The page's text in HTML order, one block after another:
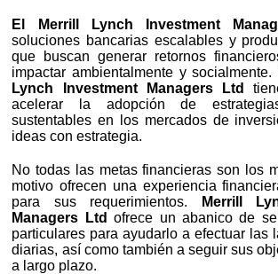
El Merrill Lynch Investment
soluciones bancarias escalables y
que buscan generar retornos
impactar ambientalmente y socialmente.
Lynch Investment Managers Ltd
acelerar la adopción de
sustentables en los mercados de
ideas con estrategia.
No todas las metas financieras son los
motivo ofrecen una experiencia
para sus requerimientos.
Merrill
Managers Ltd ofrece un abanico de
particulares para ayudarlo a efectuar las
diarias, así como también a seguir sus
a largo plazo.